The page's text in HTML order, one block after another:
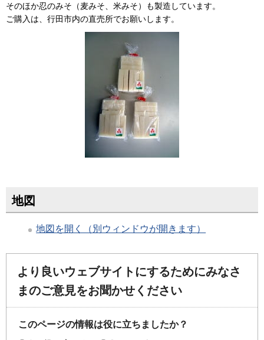
そのほか忍のみそ（麦みそ、米みそ）も製造しています。
ご購入は、行田市内の直売所でお願いします。
地図
地図を開く（別ウィンドウが開きます）
より良いウェブサイトにするためにみなさ
まのご意見をお聞かせください
このページの情報は役に立ちましたか？